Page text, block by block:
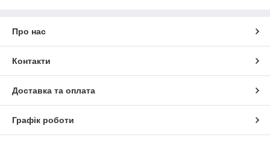
Про нас
Контакти
Доставка та оплата
Графік роботи